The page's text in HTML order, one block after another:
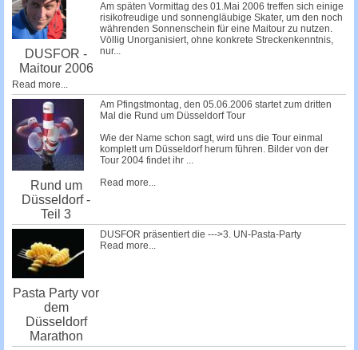
DUSFOR -
Maitour 2006
Am späten Vormittag des 01.Mai 2006 treffen sich einige
risikofreudige und sonnengläubige Skater, um den noch
währenden Sonnenschein für eine Maitour zu nutzen.
Völlig Unorganisiert, ohne konkrete Streckenkenntnis,
nur...
Read more...
Rund um
Düsseldorf -
Teil 3
Am Pfingstmontag, den 05.06.2006 startet zum dritten
Mal die Rund um Düsseldorf Tour
Wie der Name schon sagt, wird uns die Tour einmal
komplett um Düsseldorf herum führen. Bilder von der
Tour 2004 findet ihr ...
Read more...
Pasta Party vor
dem
Düsseldorf
Marathon
DUSFOR präsentiert die --->3. UN-Pasta-Party
Read more...